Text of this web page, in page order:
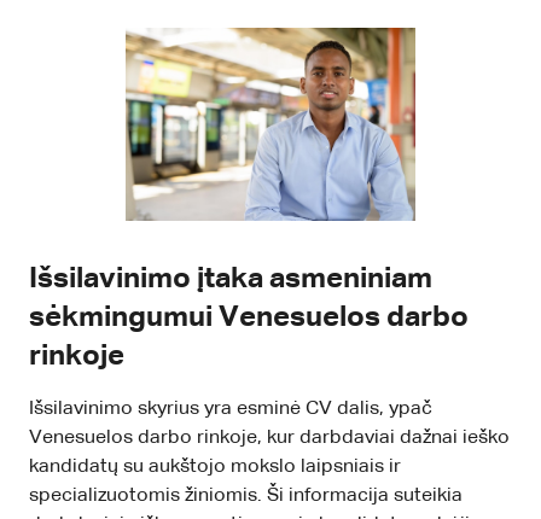
Išsilavinimo įtaka asmeniniam
sėkmingumui Venesuelos darbo
rinkoje
Išsilavinimo skyrius yra esminė CV dalis, ypač
Venesuelos darbo rinkoje, kur darbdaviai dažnai ieško
kandidatų su aukštojo mokslo laipsniais ir
specializuotomis žiniomis. Ši informacija suteikia